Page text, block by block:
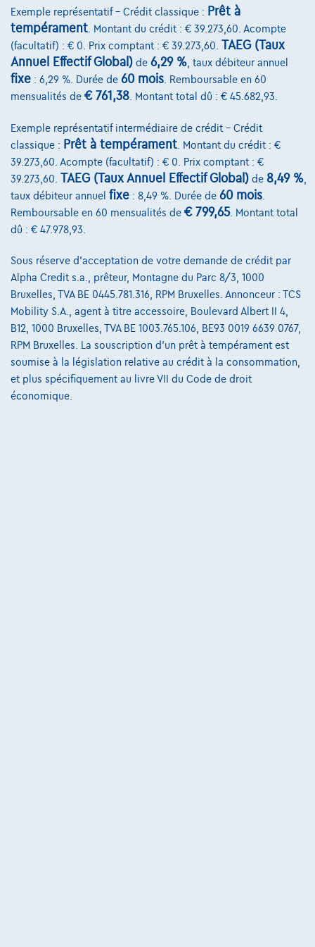
€29.950 1 ✓TVA déductible
€574,71 /moiset une dernière mensualité de
€8.062,21
Découvrez l’exemple chiffré complet
Comparer
Voir le véhicule
Exemple représentatif – Crédit classique : Prêt à
tempérament . Montant du crédit : € 39.273,60. Acompte
(facultatif) : € 0. Prix comptant : € 39.273,60. TAEG (Taux
Annuel Effectif Global) de 6,29 % , taux débiteur annuel
fixe : 6,29 %. Durée de 60 mois . Remboursable en 60
mensualités de € 761,38 . Montant total dû : € 45.682,93.
Exemple représentatif intermédiaire de crédit – Crédit
classique : Prêt à tempérament . Montant du crédit : €
39.273,60. Acompte (facultatif) : € 0. Prix comptant : €
39.273,60. TAEG (Taux Annuel Effectif Global) de 8,49 %
taux débiteur annuel fixe : 8,49 %. Durée de 60 mois
Remboursable en 60 mensualités de € 799,65. Montant total
dû : € 47.978,93.
Sous réserve d'acceptation de votre demande de crédit par
Alpha Credit s.a., prêteur, Montagne du Parc 8/3, 1000
Bruxelles, TVA BE 0445.781.316, RPM Bruxelles. Annonceur : TCS
Mobility S.A., agent à titre accessoire, Boulevard Albert II 4,
B12, 1000 Bruxelles, TVA BE 1003.765.106, BE93 0019 6639 0767,
RPM Bruxelles. La souscription d'un prêt à tempérament est
soumise à la législation relative au crédit à la consommation,
et plus spécifiquement au livre VII du Code de droit
économique.